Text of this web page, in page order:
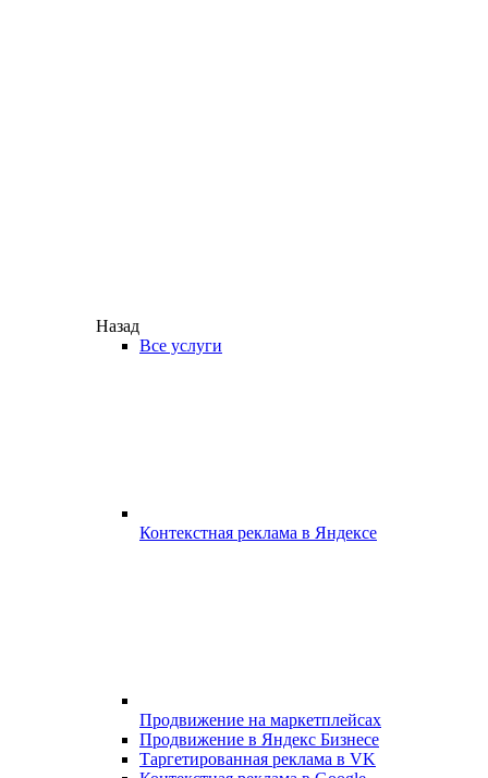
Назад
Все услуги
Контекстная реклама в Яндексе
Продвижение на маркетплейсах
Продвижение в Яндекс Бизнесе
Таргетированная реклама в VK